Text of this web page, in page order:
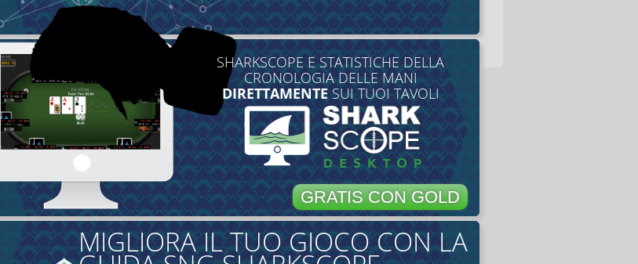
SHARKSCOPE E STATISTICHE DELLA
CRONOLOGIA DELLE MANI
DIRETTAMENTESUI TUOI TAVOLI
GRATIS CON GOLD
MIGLIORA IL TUO GIOCO CON LA